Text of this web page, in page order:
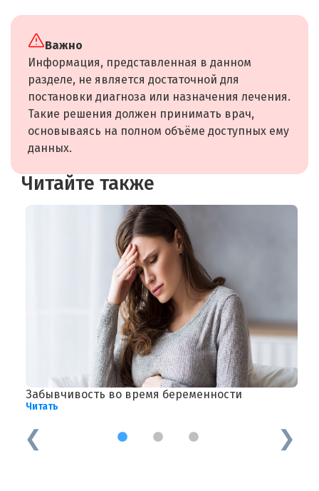
Важно
Информация, представленная в данном
разделе, не является достаточной для
постановки диагноза или назначения лечения.
Такие решения должен принимать врач,
основываясь на полном объёме доступных ему
данных.
Читайте также
Забывчивость во время беременности
Читать
1 2 3